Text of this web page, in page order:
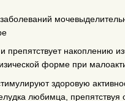
препятствует накоплению
форме при
здоровую
любимца, препятствуя